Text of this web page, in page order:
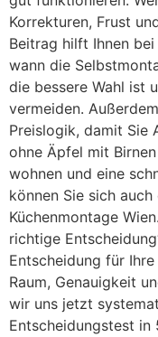
Korrekturen, Frust
Beitrag hilft Ihnen
wann die
die bessere Wahl ist
vermeiden.
Preislogik, damit Sie
ohne Äpfel mit
wohnen und eine
können Sie sich
Küchenmontage
richtige
Entscheidung für
Raum, Genauigkeit
wir uns jetzt
Entscheidungstest